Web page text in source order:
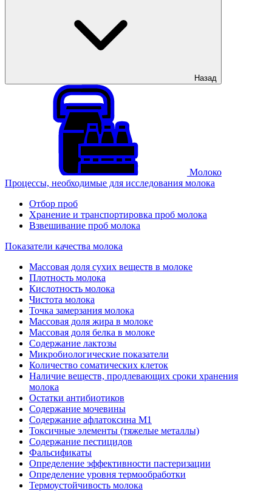
Назад
Молоко
Процессы, необходимые для исследования молока
Отбор проб
Хранение и транспортировка проб молока
Взвешивание проб молока
Показатели качества молока
Массовая доля сухих веществ в молоке
Плотность молока
Кислотность молока
Чистота молока
Точка замерзания молока
Массовая доля жира в молоке
Массовая доля белка в молоке
Содержание лактозы
Микробиологические показатели
Количество соматических клеток
Наличие веществ, продлевающих сроки хранения
молока
Остатки антибиотиков
Содержание мочевины
Содержание афлатоксина М1
Токсичные элементы (тяжелые металлы)
Содержание пестицидов
Фальсификаты
Определение эффективности пастеризации
Определение уровня термообработки
Термоустойчивость молока